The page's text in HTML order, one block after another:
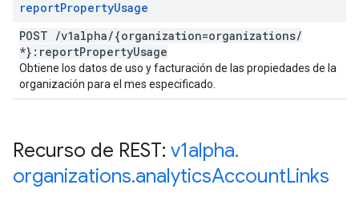
reportPropertyUsage
POST /v1alpha/{organization=organizations/
*}:reportPropertyUsage
Obtiene los datos de uso y facturación de las propiedades de la
organización para el mes especificado.
Recurso de REST: v1alpha.
organizations.analyticsAccountLinks